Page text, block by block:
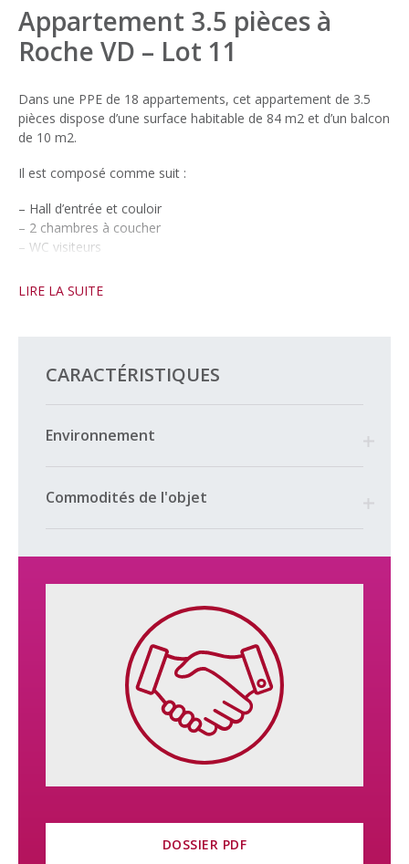
Appartement 3.5 pièces à
Roche VD – Lot 11
Dans une PPE de 18 appartements, cet appartement de 3.5
pièces dispose d’une surface habitable de 84 m2 et d’un balcon
de 10 m2.
Il est composé comme suit :
– Hall d’entrée et couloir
– 2 chambres à coucher
– WC visiteurs
– Cuisine ouverte
35’000.-
sirius.ch/index.php
LIRE LA SUITE
CARACTÉRISTIQUES
Environnement
Commodités de l'objet
DOSSIER PDF